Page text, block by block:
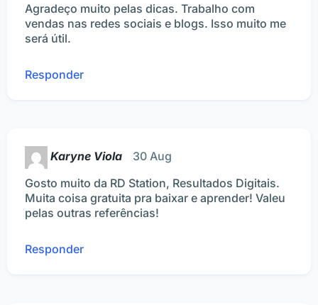
Agradeço muito pelas dicas. Trabalho com
vendas nas redes sociais e blogs. Isso muito me
será útil.
Responder
Karyne Viola
30 Aug
Gosto muito da RD Station, Resultados Digitais.
Muita coisa gratuita pra baixar e aprender! Valeu
pelas outras referências!
Responder